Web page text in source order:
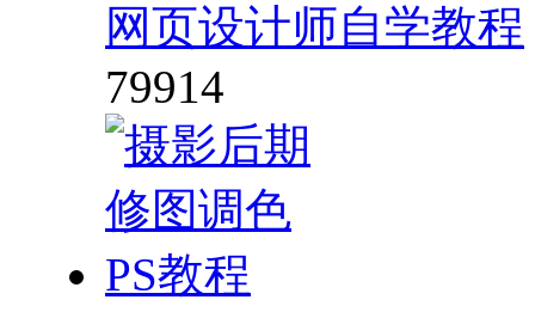
网页设计师自学教程
79914